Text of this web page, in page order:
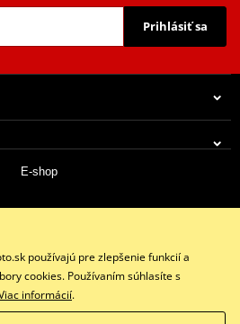
Prihlásiť sa
E-shop
| So: 9:00-13:00 | Ne: Zatvorené
používajú pre zlepšenie funkcií a
cookies. Používaním súhlasíte s
informácií.